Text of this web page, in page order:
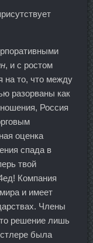
, и с ростом
на то, что между
разорваны как
Россия
оценка
спада в
твой
Компания
и имеет
Члены
решение лишь
была